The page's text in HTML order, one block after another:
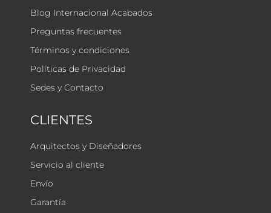
Blog Internacional Acabados
Preguntas frecuentes
Términos y condiciones
Políticas de Privacidad
Sedes y Contacto
CLIENTES
Arquitectos y Diseñadores
Servicio al cliente
Envío
Garantía